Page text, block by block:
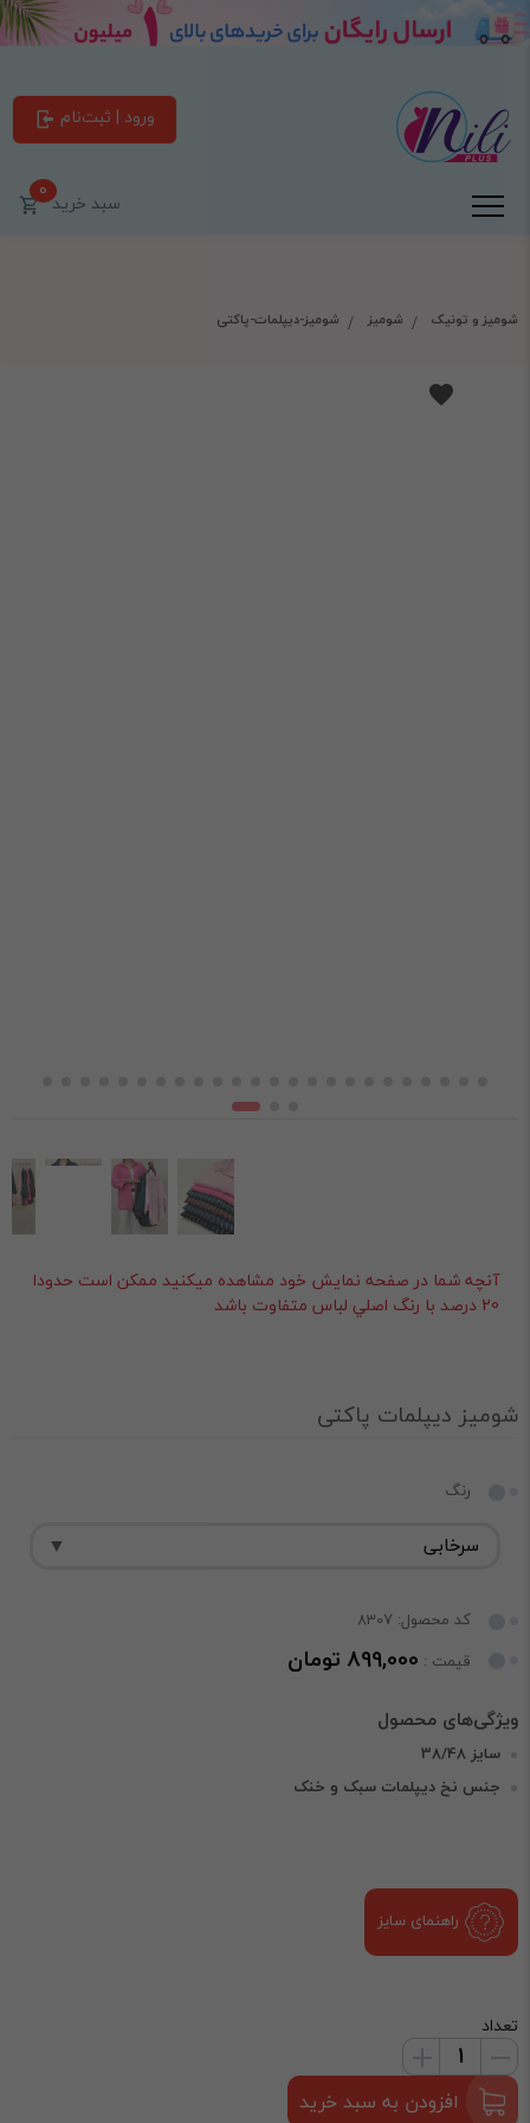
ورود | ثبت‌نام
سبد خرید0
شومیز و تونیک شومیز شومیز-دیپلمات-پاکتی
آنچه شما در صفحه نمايش خود مشاهده ميکنيد ممکن است حدودا
20 درصد با رنگ اصلي لباس متفاوت باشد
شومیز دیپلمات پاکتی
رنگ
کد محصول: 8307
قیمت : 899,000 تومان
سایز 38/48
جنس نخ دیپلمات سبک و خنک
راهنمای سایز
تعداد
افزودن به سبد خرید